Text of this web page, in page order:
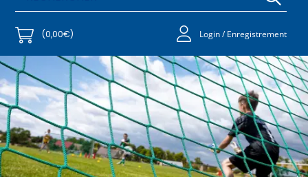
(0,00€) Login / Enregistrement